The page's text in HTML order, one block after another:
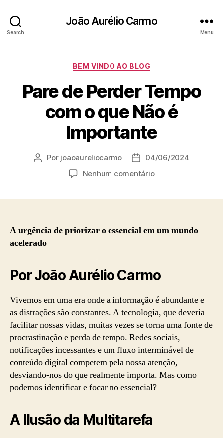
Search
João Aurélio Carmo
Menu
Categorias
BEM VINDO AO BLOG
Pare de Perder Tempo
com o que Não é
Importante
Autor
Por joaoaureliocarmo
Data
de
04/06/2024
Nenhum comentárioem
com
é
Importante
A urgência de priorizar o essencial em um mundo
acelerado
Por João Aurélio Carmo
Vivemos em uma era onde a informação é abundante e
as distrações são constantes. A tecnologia, que deveria
facilitar nossas vidas, muitas vezes se torna uma fonte de
procrastinação e perda de tempo. Redes sociais,
notificações incessantes e um fluxo interminável de
conteúdo digital competem pela nossa atenção,
desviando-nos do que realmente importa. Mas como
podemos identificar e focar no essencial?
A Ilusão da Multitarefa